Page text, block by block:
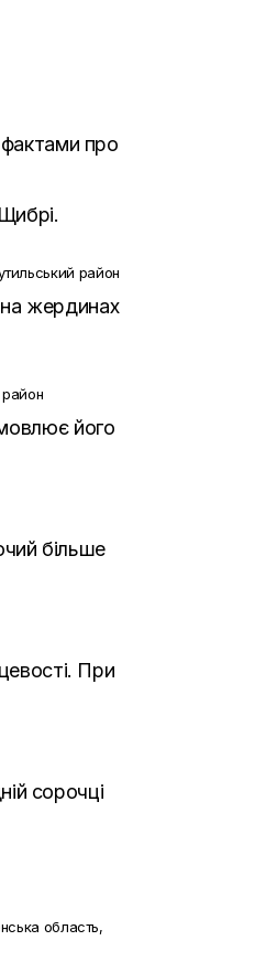
про
район
на жердинах
район
його
більше
При
сорочці
область,